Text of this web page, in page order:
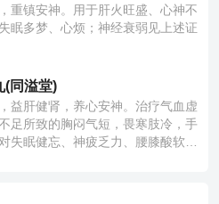
重镇安神。用于肝火旺盛、心神不
眠多梦、心烦；神经衰弱见上述证
(同溢堂)
益肝健肾，养心安神。治疗气血虚
足所致的胸闷气短，畏寒肢冷，手
失眠健忘、神疲乏力、腰膝酸软也